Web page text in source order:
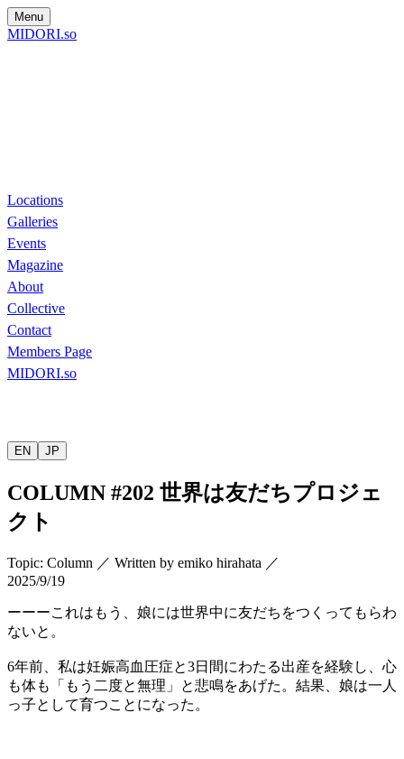
Menu
MIDORI.so
Locations
Galleries
Events
Magazine
About
Collective
Contact
Members Page
MIDORI.so
EN JP
COLUMN #202 世界は友だちプロジェ
クト
Topic: Column ／ Written by emiko hirahata ／
2025/9/19
ーーーこれはもう、娘には世界中に友だちをつくってもらわ
ないと。
6年前、私は妊娠高血圧症と3日間にわたる出産を経験し、心
も体も「もう二度と無理」と悲鳴をあげた。結果、娘は一人
っ子として育つことになった。